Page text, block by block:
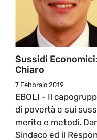
Sussidi
Chiaro
7 Febbraio 2019
EBOLI - Il
di povertà e sui
merito e metodi.
Sindaco ed il